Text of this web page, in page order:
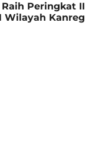
Peringkat II
Wilayah Kanreg